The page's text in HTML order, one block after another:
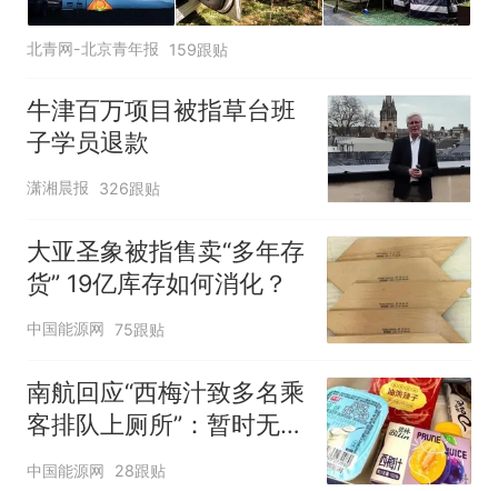
北青网-北京青年报 159跟贴
牛津百万项目被指草台班
子学员退款
潇湘晨报 326跟贴
大亚圣象被指售卖“多年存
货” 19亿库存如何消化？
中国能源网 75跟贴
南航回应“西梅汁致多名乘
客排队上厕所”：暂时无法
核查是否发放西梅汁
中国能源网 28跟贴